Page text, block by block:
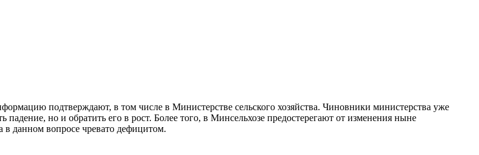
подтверждают, в том числе в Министерстве сельского хозяйства. Чиновники министерства уже
но и обратить его в рост. Более того, в Минсельхозе предостерегают от изменения ныне
в данном вопросе чревато дефицитом.